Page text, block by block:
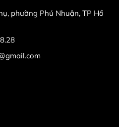
phường Phú Nhuận, TP Hồ